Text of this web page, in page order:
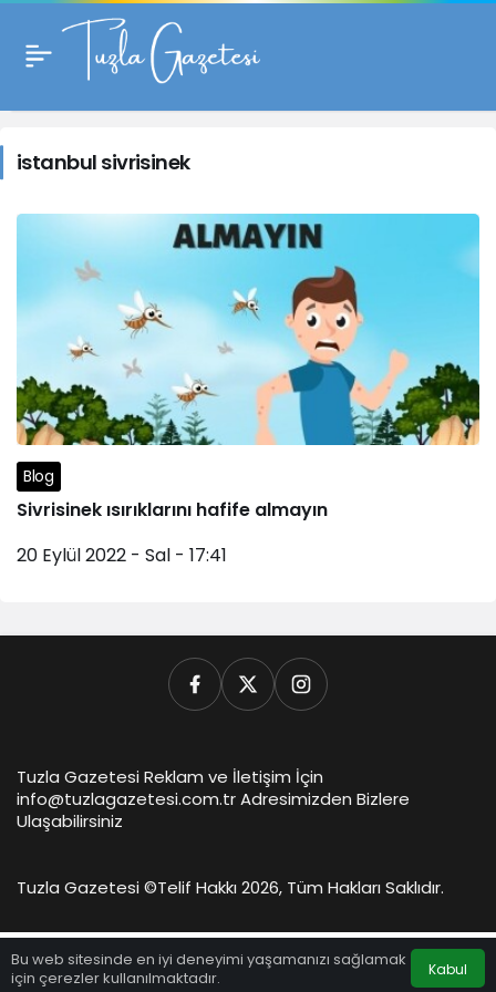
istanbul
sivrisinek
Haberleri
istanbul sivrisinek
Blog
Sivrisinek ısırıklarını hafife almayın
20 Eylül 2022 - Sal - 17:41
Bu web sitesinde en iyi deneyimi yaşamanızı sağlamak
için çerezler kullanılmaktadır.
Kabul
Anasayfa Hesabım
Tuzla Gazetesi Reklam ve İletişim İçin
info@tuzlagazetesi.com.tr Adresimizden Bizlere
Ulaşabilirsiniz
Tuzla Gazetesi ©Telif Hakkı 2026, Tüm Hakları Saklıdır.